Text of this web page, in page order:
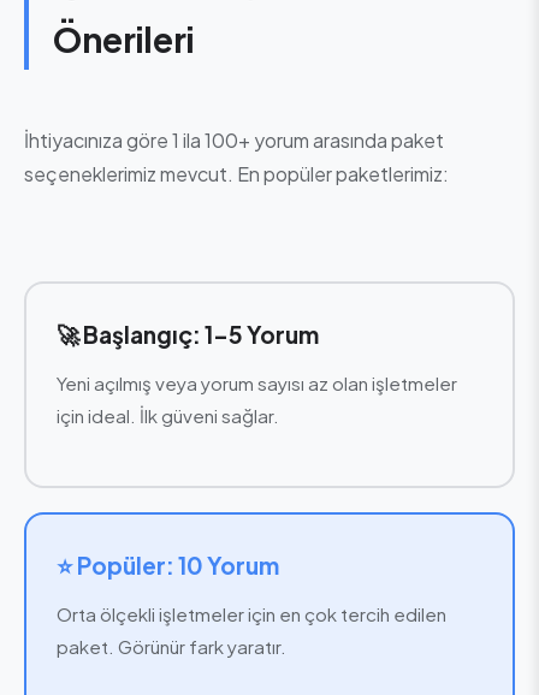
Önerileri
İhtiyacınıza göre 1 ila 100+ yorum arasında paket
seçeneklerimiz mevcut. En popüler paketlerimiz:
🚀 Başlangıç: 1-5 Yorum
Yeni açılmış veya yorum sayısı az olan işletmeler
için ideal. İlk güveni sağlar.
⭐ Popüler: 10 Yorum
Orta ölçekli işletmeler için en çok tercih edilen
paket. Görünür fark yaratır.